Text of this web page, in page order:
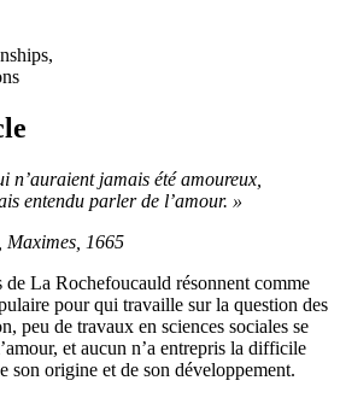
n’auraient jamais été amoureux,
entendu parler de l’amour. »
Maximes , 1665
de La Rochefoucauld résonnent comme
pour qui travaille sur la question des
peu de travaux en sciences sociales se
et aucun n’a entrepris la difficile
son origine et de son développement.